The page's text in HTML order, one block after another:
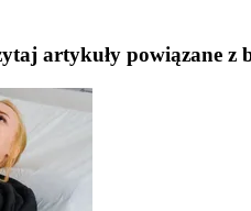
artykuły powiązane z